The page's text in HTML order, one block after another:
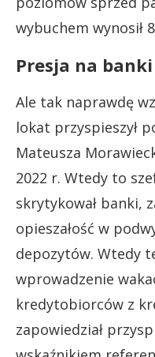
wybuchem wynosił
Presja na
Ale tak naprawdę
lokat przyspieszył
Mateusza
2022 r. Wtedy to
skrytykował banki,
opieszałość w
depozytów. Wtedy
wprowadzenie
kredytobiorców z
zapowiedział